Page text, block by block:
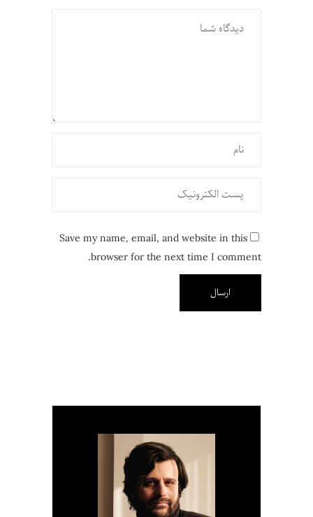
Save my name, email, and website in this
browser for the next time I comment.